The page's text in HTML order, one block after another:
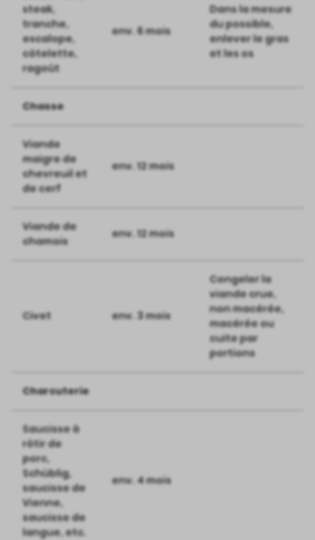
steak,
tranche,
escalope,
côtelette,
ragoût
env. 6 mois
Dans la mesure
du possible,
enlever le gras
et les os
Chasse
Viande
maigre de
chevreuil et
de cerf
env. 12 mois
Viande de
chamois
env. 12 mois
Civet env. 3 mois
Congeler la
viande crue,
non macérée,
macérée ou
cuite par
portions
Charcuterie
Saucisse à
rôtir de
porc,
Schüblig,
saucisse de
Vienne,
saucisse de
langue, etc.
env. 4 mois